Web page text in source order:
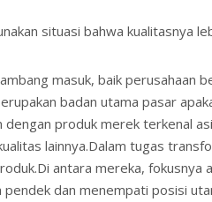
situasi bahwa kualitasnya
masuk, baik perusahaan
badan utama pasar
produk merek terkenal
lainnya.Dalam tugas
antara mereka,
dan menempati posisi